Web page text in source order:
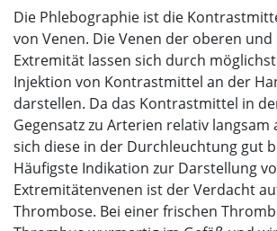
Die Phlebographie ist die
von Venen. Die Venen der oberen
Extremität lassen sich durch
Injektion von Kontrastmittel an der
darstellen. Da das Kontrastmittel in
Gegensatz zu Arterien relativ langsam
sich diese in der Durchleuchtung gut
Häufigste Indikation zur Darstellung
Extremitätenvenen ist der Verdacht
Thrombose. Bei einer frischen